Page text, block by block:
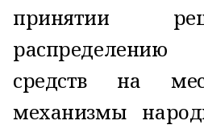
принятии
средств на
механизмы